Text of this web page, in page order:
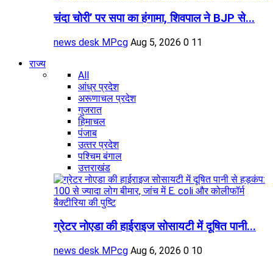
चंदा चोरी’ पर सपा का हंगामा, शिवपाल ने BJP से...
news desk MPcg Aug 5, 2026 0 11
राज्य
All
आंध्र प्रदेश
अरूणाचल प्रदेश
गुजरात
हिमाचल
पंजाब
उत्‍तर प्रदेश
पश्चिम बंगाल
उत्तराखंड
ग्रेटर नोएडा की हाईराइज सोसायटी में दूषित पानी...
news desk MPcg Aug 6, 2026 0 10